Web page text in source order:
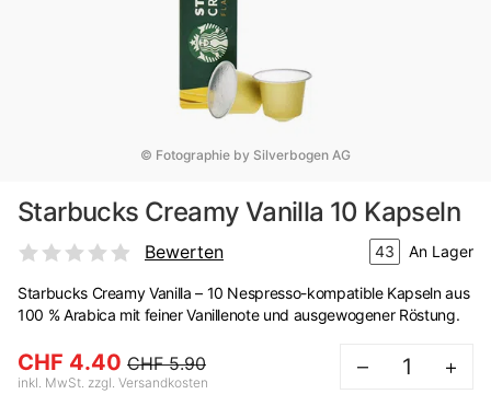
© Fotographie by Silverbogen AG
Starbucks Creamy Vanilla 10 Kapseln
Bewerten 43 An Lager
Starbucks Creamy Vanilla – 10 Nespresso-kompatible Kapseln aus
100 % Arabica mit feiner Vanillenote und ausgewogener Röstung.
CHF 4.40 CHF 5.90
inkl. MwSt. zzgl. Versandkosten
– +